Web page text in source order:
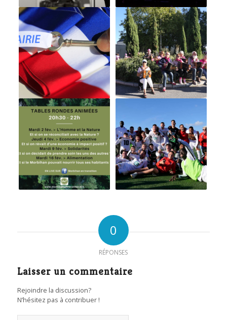
0
RÉPONSES
Laisser un commentaire
Rejoindre la discussion?
N’hésitez pas à contribuer !